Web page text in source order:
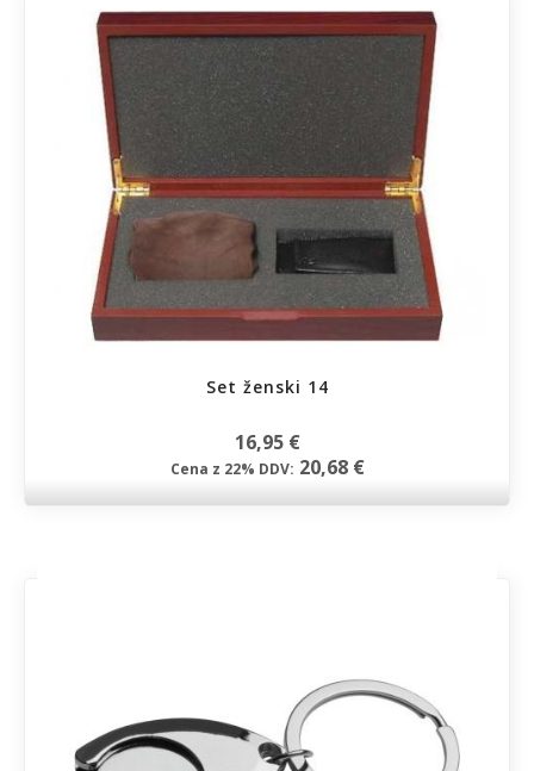
Set ženski 14
16,95 €
Cena z 22% DDV: 20,68 €